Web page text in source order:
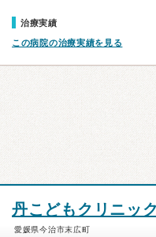
治療実績
この病院の治療実績を見る
丹こどもクリニック
愛媛県今治市末広町